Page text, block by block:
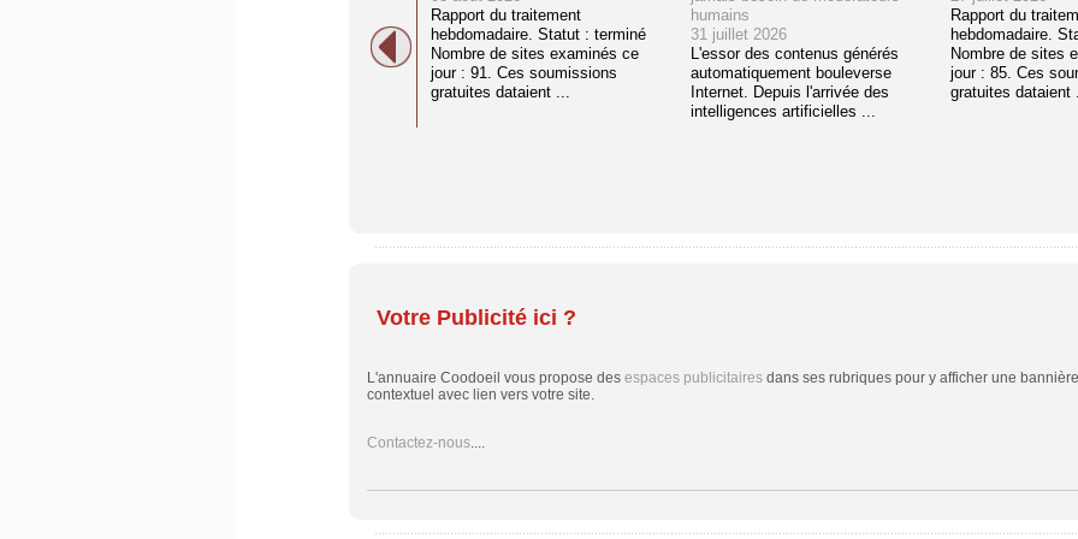
Rapport du traitement
hebdomadaire. Statut : terminé
Nombre de sites examinés ce
jour : 91. Ces soumissions
gratuites dataient ...
humains
31 juillet 2026
L'essor des contenus générés
automatiquement bouleverse
Internet. Depuis l'arrivée des
intelligences artificielles ...
Rapport du
hebdomadaire.
Nombre de sites
jour : 85. Ces
gratuites dataient
Votre Publicité ici ?
L'annuaire Coodoeil vous propose des espaces publicitairesdans ses rubriques pour y afficher une
contextuel avec lien vers votre site.
Contactez-nous....